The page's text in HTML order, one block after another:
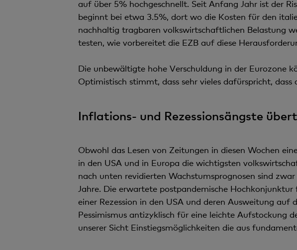
auf über 5% hochgeschnellt. Seit Anfang Jahr ist der
beginnt bei etwa 3.5%, dort wo die Kosten für den
nachhaltig tragbaren volkswirtschaftlichen Belastung
testen, wie vorbereitet die EZB auf diese
Die unbewältigte hohe Verschuldung in der Eurozone
Optimistisch stimmt, dass sehr vieles dafürspricht,
Inflations- und Rezessionsängste
Obwohl das Lesen von Zeitungen in diesen Wochen
in den USA und in Europa die wichtigsten
nach unten revidierten Wachstumsprognosen sind
Jahre. Die erwartete postpandemische
einer Rezession in den USA und deren Ausweitung
Pessimismus antizyklisch für eine leichte Aufstockung
unserer Sicht Einstiegsmöglichkeiten die aus